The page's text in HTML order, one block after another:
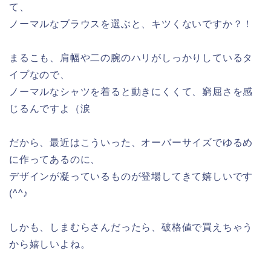
て、
ノーマルなブラウスを選ぶと、キツくないですか？！
まるこも、肩幅や二の腕のハリがしっかりしているタ
イプなので、
ノーマルなシャツを着ると動きにくくて、窮屈さを感
じるんですよ（涙
だから、最近はこういった、オーバーサイズでゆるめ
に作ってあるのに、
デザインが凝っているものが登場してきて嬉しいです
(^^♪
しかも、しまむらさんだったら、破格値で買えちゃう
から嬉しいよね。